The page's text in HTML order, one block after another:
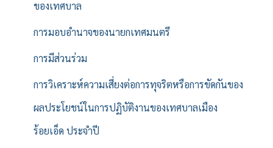
ของเทศบาล
การมอบอำนาจของนายกเทศมนตรี
การมีส่วนร่วม
การวิเคราะห์ความเสี่ยงต่อการทุจริตหรือการขัดกันของ
ผลประโยชน์ในการปฏิบัติงานของเทศบาลเมือง
ร้อยเอ็ด ประจำปี